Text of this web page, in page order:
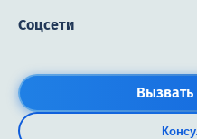
Соцсети
Вызвать